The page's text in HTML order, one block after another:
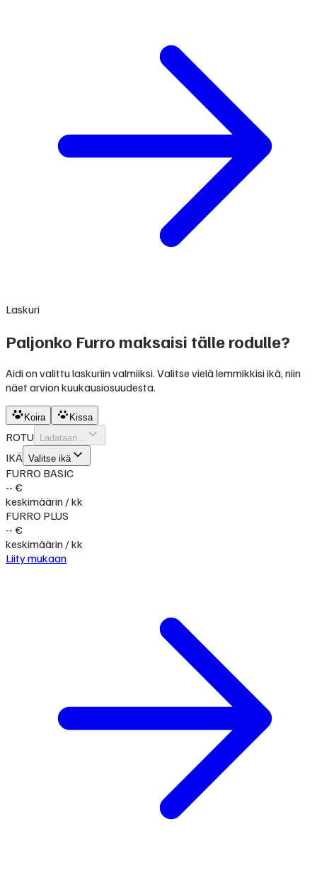
Laskuri
Paljonko Furro maksaisi tälle rodulle?
Aidi on valittu laskuriin valmiiksi. Valitse vielä lemmikkisi ikä, niin
näet arvion kuukausiosuudesta.
Koira Kissa
ROTU Ladataan...
IKÄ Valitse ikä
FURRO BASIC
-- €
keskimäärin / kk
FURRO PLUS
-- €
keskimäärin / kk
Liity mukaan